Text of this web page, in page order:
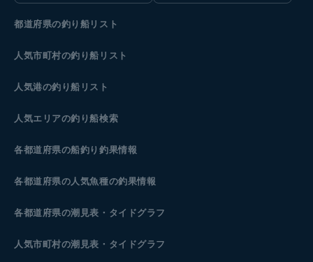
都道府県の釣り船リスト
人気市町村の釣り船リスト
人気港の釣り船リスト
人気エリアの釣り船検索
各都道府県の船釣り釣果情報
各都道府県の人気魚種の釣果情報
各都道府県の潮見表 ・タイドグラフ
人気市町村の潮見表・タイドグラフ